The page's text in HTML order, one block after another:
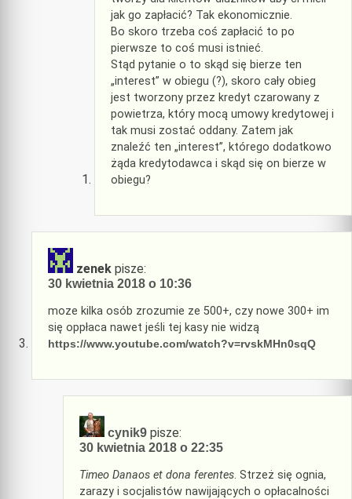
jak go zapłacić? Tak ekonomicznie.
Bo skoro trzeba coś zapłacić to po
pierwsze to coś musi istnieć.
Stąd pytanie o to skąd się bierze ten
„interest” w obiegu (?), skoro cały obieg
jest tworzony przez kredyt czarowany z
powietrza, który mocą umowy kredytowej i
tak musi zostać oddany. Zatem jak
znaleźć ten „interest”, którego dodatkowo
żąda kredytodawca i skąd się on bierze w
obiegu?
zenek pisze:
30 kwietnia 2018 o 10:36
moze kilka osób zrozumie ze 500+, czy nowe 300+ im
się oppłaca nawet jeśli tej kasy nie widzą
https://www.youtube.com/watch?v=rvskMHn0sqQ
cynik9 pisze:
30 kwietnia 2018 o 22:35
Timeo Danaos et dona ferentes. Strzeż się ognia,
zarazy i socjalistów nawijających o opłacalności